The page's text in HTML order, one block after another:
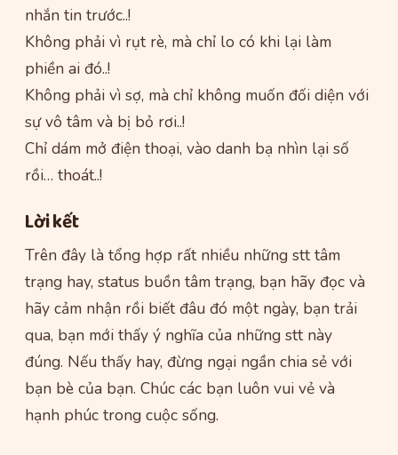
nhắn tin trước..!
Không phải vì rụt rè, mà chỉ lo có khi lại làm
phiền ai đó..!
Không phải vì sợ, mà chỉ không muốn đối diện với
sự vô tâm và bị bỏ rơi..!
Chỉ dám mở điện thoại, vào danh bạ nhìn lại số
rồi… thoát..!
Lời kết
Trên đây là tổng hợp rất nhiều những stt tâm
trạng hay, status buồn tâm trạng, bạn hãy đọc và
hãy cảm nhận rồi biết đâu đó một ngày, bạn trải
qua, bạn mới thấy ý nghĩa của những stt này
đúng. Nếu thấy hay, đừng ngại ngần chia sẻ với
bạn bè của bạn. Chúc các bạn luôn vui vẻ và
hạnh phúc trong cuộc sống.